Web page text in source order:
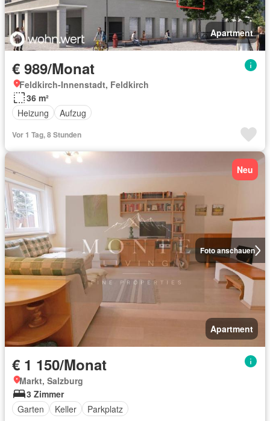
Apartment
€ 989/Monat
Feldkirch-Innenstadt, Feldkirch
36 m²
Heizung
Aufzug
Vor 1 Tag, 8 Stunden
Foto anschauen
Neu
Apartment
€ 1 150/Monat
Markt, Salzburg
3 Zimmer
Garten
Keller Parkplatz